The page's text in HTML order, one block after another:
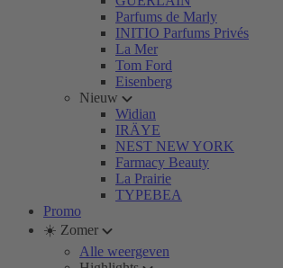
Parfums de Marly
INITIO Parfums Privés
La Mer
Tom Ford
Eisenberg
Nieuw
Widian
IRÄYE
NEST NEW YORK
Farmacy Beauty
La Prairie
TYPEBEA
Promo
☀️ Zomer
Alle weergeven